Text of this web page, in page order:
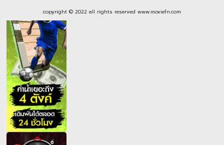
copyright © 2022 all rights reserved www.moviefn.com